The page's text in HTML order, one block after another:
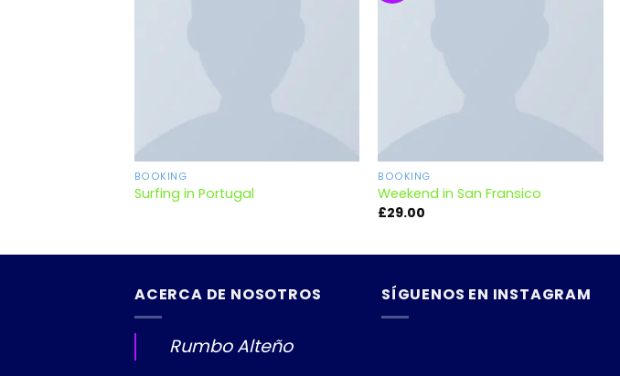
BOOKING
Surfing in Portugal
BOOKING
Weekend in San Fransico
£29.00
ACERCA DE NOSOTROS
Rumbo Alteño
SÍGUENOS EN INSTAGRAM